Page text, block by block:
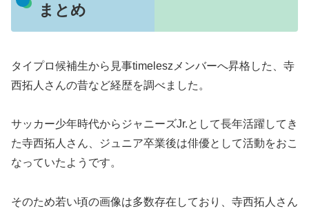
まとめ
タイプロ候補生から見事timeleszメンバーへ昇格した、寺
西拓人さんの昔など経歴を調べました。
サッカー少年時代からジャニーズJr.として長年活躍してき
た寺西拓人さん、ジュニア卒業後は俳優として活動をおこ
なっていたようです。
そのため若い頃の画像は多数存在しており、寺西拓人さん